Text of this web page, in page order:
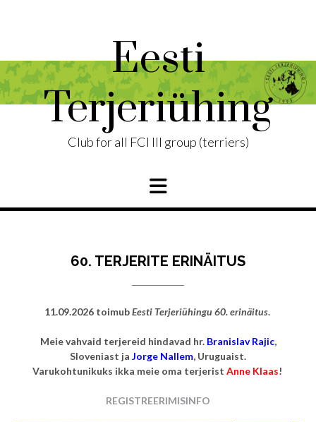
Eesti
Terjeriühing
Club for all FCI III group (terriers)
60. TERJERITE ERINÄITUS
11.09.2026 toimubEesti Terjeriühingu 60. erinäitus.
Meie vahvaid terjereid hindavad hr. Branislav Rajic,
Sloveniast ja Jorge Nallem, Uruguaist.
Varukohtunikuks ikka meie oma terjerist Anne Klaas!
REGISTREERIMISINFO